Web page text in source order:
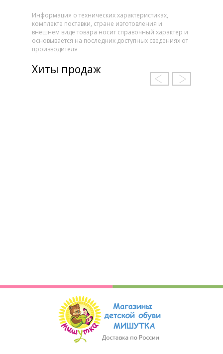
Информация о технических характеристиках,
комплекте поставки, стране изготовления и
внешнем виде товара носит справочный характер и
основывается на последних доступных сведениях от
производителя
Хиты продаж